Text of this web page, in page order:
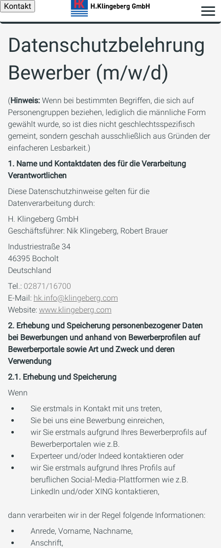
Kontakt
Datenschutzbelehrung
Bewerber (m/w/d)
(Hinweis: Wenn bei bestimmten Begriffen, die sich auf
Personengruppen beziehen, lediglich die männliche Form
gewählt wurde, so ist dies nicht geschlechtsspezifisch
gemeint, sondern geschah ausschließlich aus Gründen der
einfacheren Lesbarkeit.)
1. Name und Kontaktdaten des für die Verarbeitung
Verantwortlichen
Diese Datenschutzhinweise gelten für die
Datenverarbeitung durch:
H. Klingeberg GmbH
Geschäftsführer: Nik Klingeberg, Robert Brauer
Industriestraße 34
46395 Bocholt
Deutschland
Tel.: 02871/16700
E-Mail: hk.info@klingeberg.com
Website: www.klingeberg.com
2. Erhebung und Speicherung personenbezogener Daten
bei Bewerbungen und anhand von Bewerberprofilen auf
Bewerberportale sowie Art und Zweck und deren
Verwendung
2.1. Erhebung und Speicherung
Wenn
Sie erstmals in Kontakt mit uns treten,
Sie bei uns eine Bewerbung einreichen,
wir Sie erstmals aufgrund Ihres Bewerberprofils auf
Bewerberportalen wie z.B.
Experteer und/oder Indeed kontaktieren oder
wir Sie erstmals aufgrund Ihres Profils auf
beruflichen Social-Media-Plattformen wie z.B.
LinkedIn und/oder XING kontaktieren,
dann verarbeiten wir in der Regel folgende Informationen:
Anrede, Vorname, Nachname,
Anschrift,